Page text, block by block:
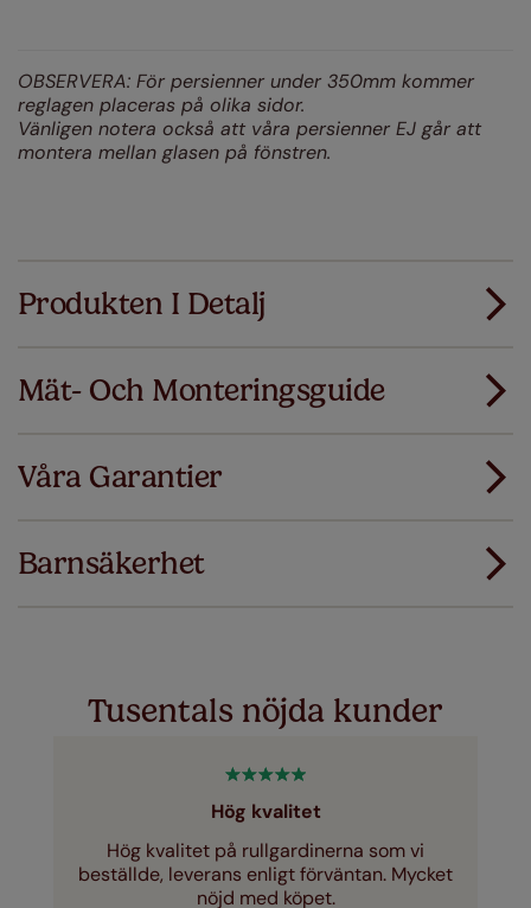
OBSERVERA: För persienner under 350mm kommer
reglagen placeras på olika sidor.
Vänligen notera också att våra persienner EJ går att
montera mellan glasen på fönstren.
Produkten I Detalj
Mät- Och Monteringsguide
Ladda ner instruktioner
Våra Garantier
första gången ersätter vi dem med rätt storlek.
Barnsäkerhet
Tusentals nöjda kunder
Hög kvalitet
Hög kvalitet på rullgardinerna som vi
beställde, leverans enligt förväntan. Mycket
nöjd med köpet.